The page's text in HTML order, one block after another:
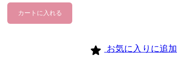
asics
個
カートに入れる
お気に入りに追加